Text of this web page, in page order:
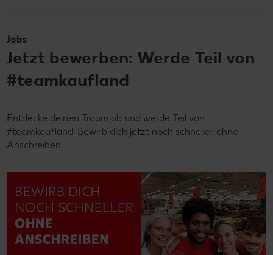
Jobs
Jetzt bewerben: Werde Teil von
#teamkaufland
Entdecke deinen Traumjob und werde Teil von
#teamkaufland! Bewirb dich jetzt noch schneller ohne
Anschreiben.